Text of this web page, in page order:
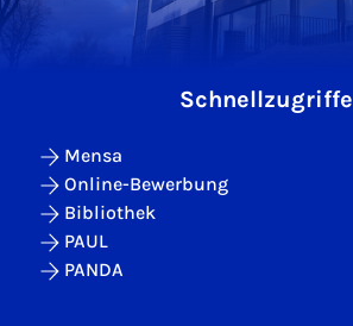
Schnellzugriffe
Mensa
Online-Bewerbung
Bibliothek
PAUL
PANDA